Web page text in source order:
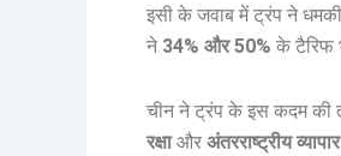
इसी के जवाब में ट्रंप ने
ने 34% और 50% के टैरिफ
चीन ने ट्रंप के इस कदम की
रक्षाऔर अंतरराष्ट्रीय